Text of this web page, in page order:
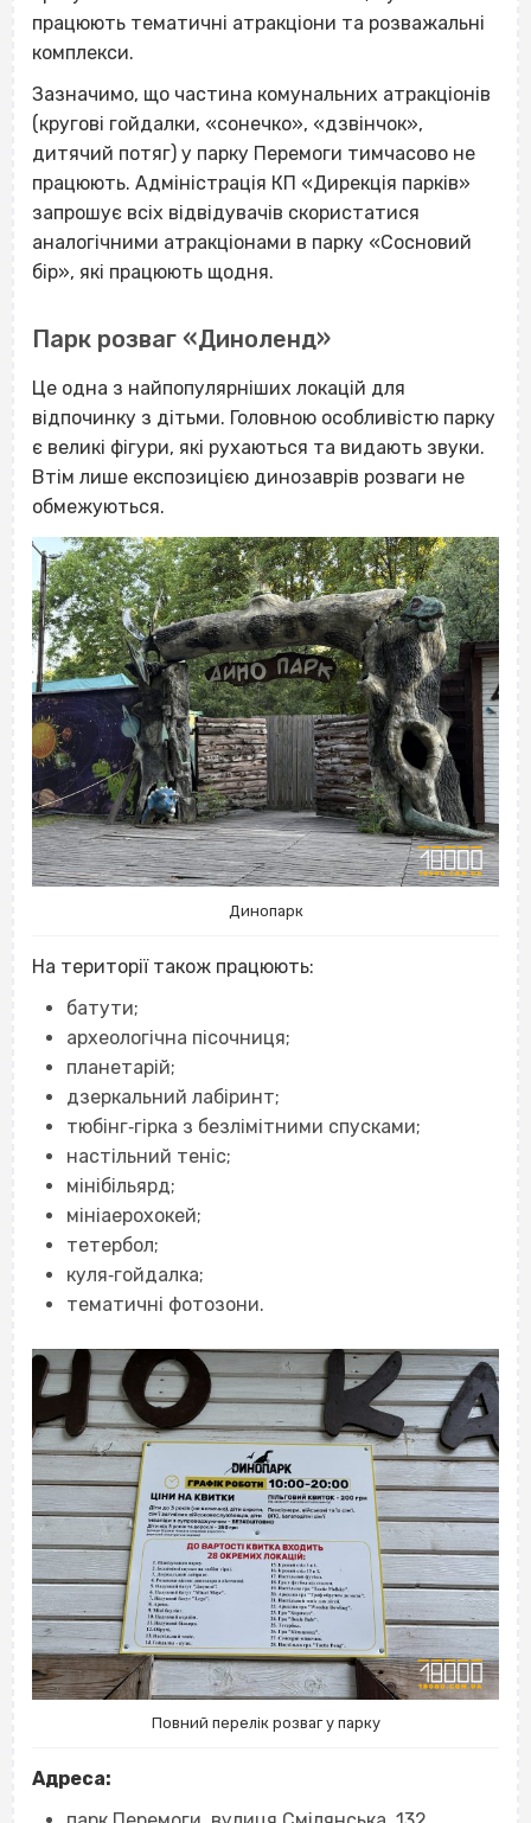
працюють тематичні атракціони та розважальні
комплекси.
Зазначимо, що частина комунальних атракціонів
(кругові гойдалки, «сонечко», «дзвінчок»,
дитячий потяг) у парку Перемоги тимчасово не
працюють. Адміністрація КП «Дирекція парків»
запрошує всіх відвідувачів скористатися
аналогічними атракціонами в парку «Сосновий
бір», які працюють щодня.
Парк розваг «Диноленд»
Це одна з найпопулярніших локацій для
відпочинку з дітьми. Головною особливістю парку
є великі фігури, які рухаються та видають звуки.
Втім лише експозицією динозаврів розваги не
обмежуються.
Динопарк
На території також працюють:
батути;
археологічна пісочниця;
планетарій;
дзеркальний лабіринт;
тюбінг‐гірка з безлімітними спусками;
настільний теніс;
мінібільярд;
мініаерохокей;
тетербол;
куля‐гойдалка;
тематичні фотозони.
Повний перелік розваг у парку
Адреса: